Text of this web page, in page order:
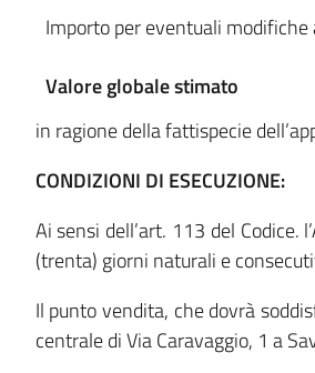
Importo per eventuali modifiche
Valore globale stimato
in ragione della fattispecie
CONDIZIONI DI ESECUZIONE:
Ai sensi dell’art. 113 del
(trenta) giorni naturali e
Il punto vendita, che dovrà
centrale di Via Caravaggio, 1 a